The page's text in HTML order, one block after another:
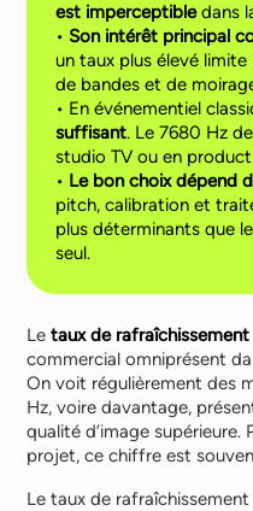
est imperceptibledans
•Son intérêt principal
un taux plus élevé
de bandes et de
• En événementiel
suffisant. Le 7680 Hz
studio TV ou en
• Le bon choix dépend
pitch, calibration et
plus déterminants que
seul.
Letaux de rafraîchissement
commercial omniprésent
On voit régulièrement des
Hz, voire davantage,
qualité d’image supérieure.
projet, ce chiffre est
Le taux de rafraîchissement